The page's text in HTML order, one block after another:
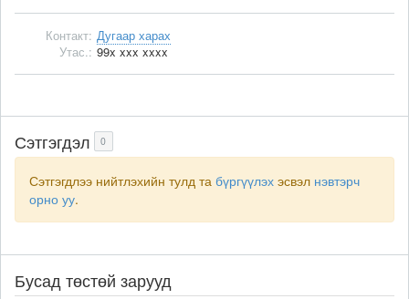
Контакт: Дугаар харах
Утас.: 99x xxx xxxx
Сэтгэгдэл 0
Сэтгэгдлээ нийтлэхийн тулд та бүргүүлэх эсвэл нэвтэрч
орно уу.
Бусад төстөй зарууд